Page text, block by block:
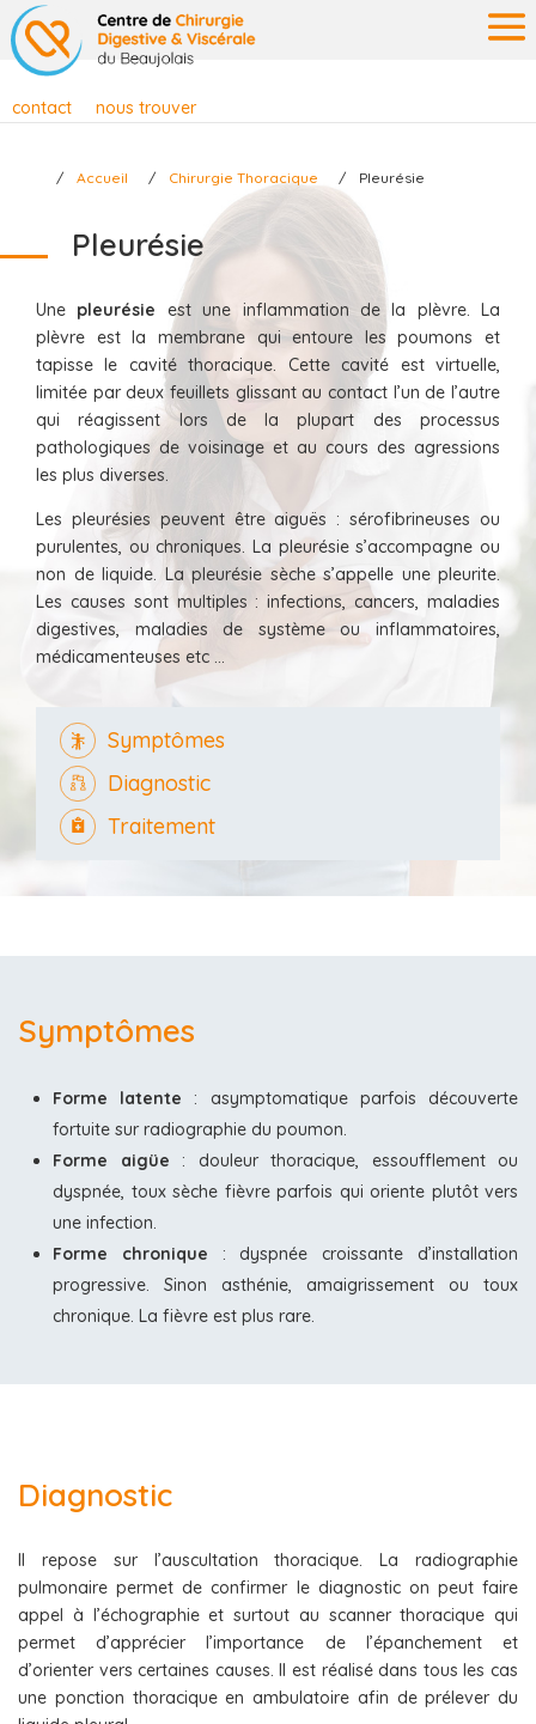
contact nous trouver
Accueil Chirurgie Thoracique Pleurésie
Pleurésie
Une pleurésie est une inflammation de la plèvre. La
plèvre est la membrane qui entoure les poumons et
tapisse le cavité thoracique. Cette cavité est virtuelle,
limitée par deux feuillets glissant au contact l’un de l’autre
qui réagissent lors de la plupart des processus
pathologiques de voisinage et au cours des agressions
les plus diverses.
Les pleurésies peuvent être aiguës : sérofibrineuses ou
purulentes, ou chroniques. La pleurésie s’accompagne ou
non de liquide. La pleurésie sèche s’appelle une pleurite.
Les causes sont multiples : infections, cancers, maladies
digestives, maladies de système ou inflammatoires,
médicamenteuses etc …
Symptômes
Diagnostic
Traitement
Symptômes
Forme latente : asymptomatique parfois découverte
fortuite sur radiographie du poumon.
Forme aigüe : douleur thoracique, essoufflement ou
dyspnée, toux sèche fièvre parfois qui oriente plutôt vers
une infection.
Forme chronique : dyspnée croissante d’installation
progressive. Sinon asthénie, amaigrissement ou toux
chronique. La fièvre est plus rare.
Diagnostic
Il repose sur l’auscultation thoracique. La radiographie
pulmonaire permet de confirmer le diagnostic on peut faire
appel à l’échographie et surtout au scanner thoracique qui
permet d’apprécier l’importance de l’épanchement et
d’orienter vers certaines causes. Il est réalisé dans tous les cas
une ponction thoracique en ambulatoire afin de prélever du